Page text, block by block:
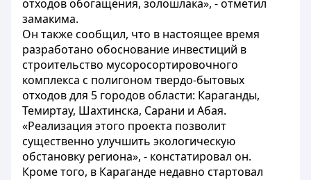
отходов обогащения, золошлака», - отметил
замакима.
Он также сообщил, что в настоящее время
разработано обоснование инвестиций в
строительство мусоросортировочного
комплекса с полигоном твердо-бытовых
отходов для 5 городов области: Караганды,
Темиртау, Шахтинска, Сарани и Абая.
«Реализация этого проекта позволит
существенно улучшить экологическую
обстановку региона», - констатировал он.
Кроме того, в Караганде недавно стартовал